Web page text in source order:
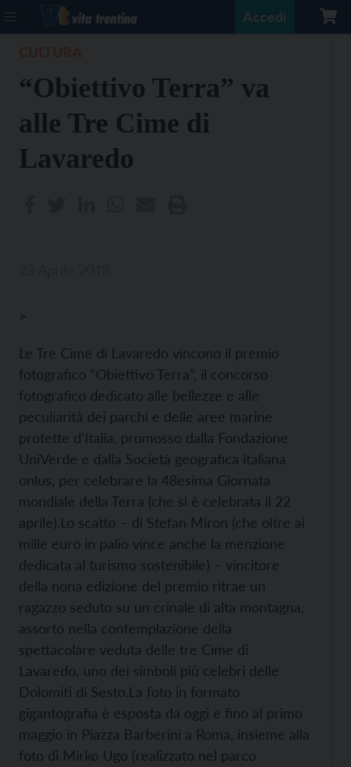
Accedi
“Obiettivo Terra” va
alle Tre Cime di
Lavaredo
>
Le Tre Cime di Lavaredo vincono il premio
fotografico “Obiettivo Terra”, il concorso
fotografico dedicato alle bellezze e alle
peculiarità dei parchi e delle aree marine
protette d’Italia, promosso dalla Fondazione
UniVerde e dalla Società geografica italiana
onlus, per celebrare la 48esima Giornata
mondiale della Terra (che si è celebrata il 22
aprile).Lo scatto – di Stefan Miron (che oltre ai
mille euro in palio vince anche la menzione
dedicata al turismo sostenibile) – vincitore
della nona edizione del premio ritrae un
ragazzo seduto su un crinale di alta montagna,
assorto nella contemplazione della
spettacolare veduta delle tre Cime di
Lavaredo, uno dei simboli più celebri delle
Dolomiti di Sesto.La foto in formato
gigantografia è esposta da oggi e fino al primo
maggio in Piazza Barberini a Roma, insieme alla
foto di Mirko Ugo (realizzato nel parco